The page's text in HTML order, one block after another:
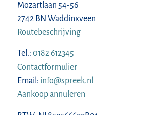
Mozartlaan 54-56
2742 BN Waddinxveen
Routebeschrijving
Tel.: 0182 612345
Contactformulier
Email: info@spreek.nl
Aankoop annuleren